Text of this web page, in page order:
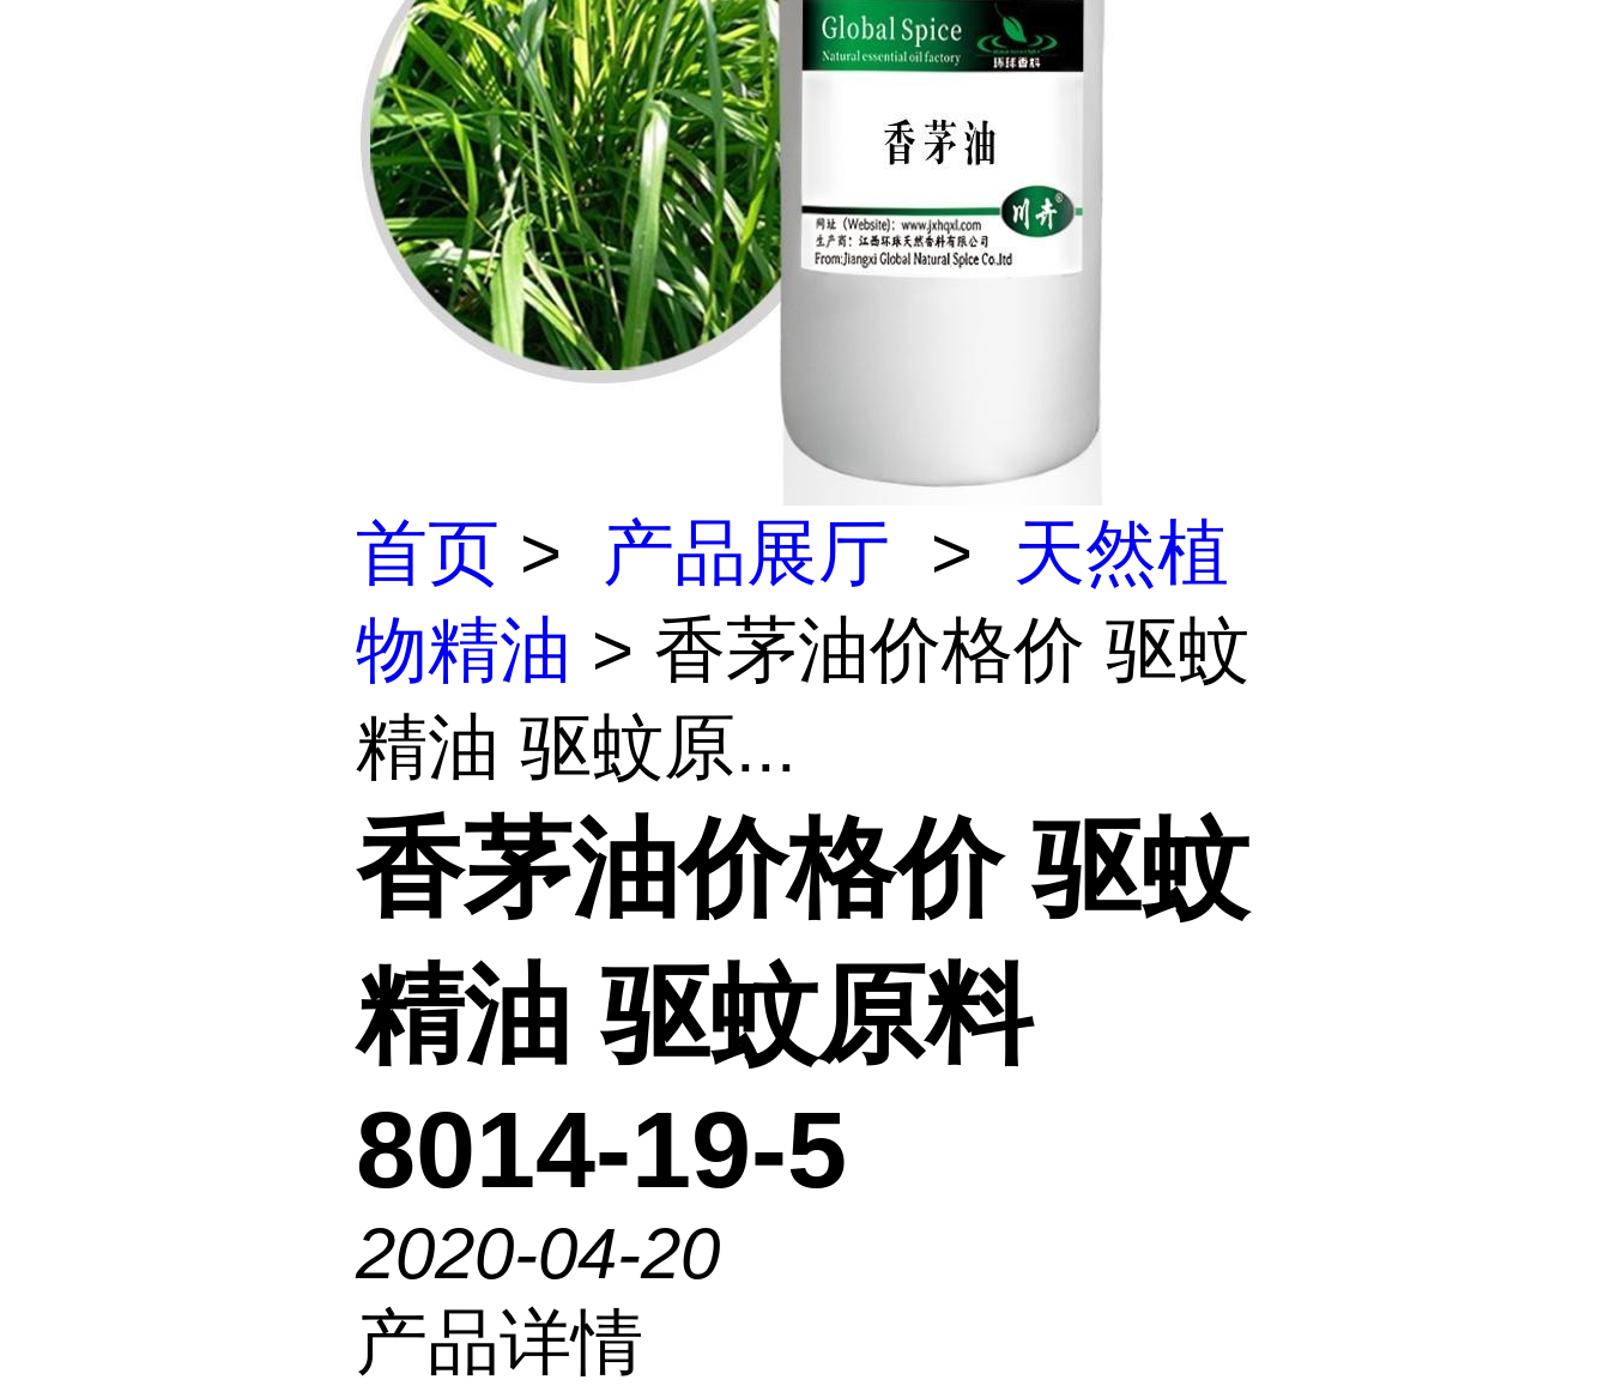
首页 > 产品展厅 > 天然植
物精油 > 香茅油价格价 驱蚊
精油 驱蚊原...
香茅油价格价 驱蚊
精油 驱蚊原料
8014-19-5
2020-04-20
产品详情